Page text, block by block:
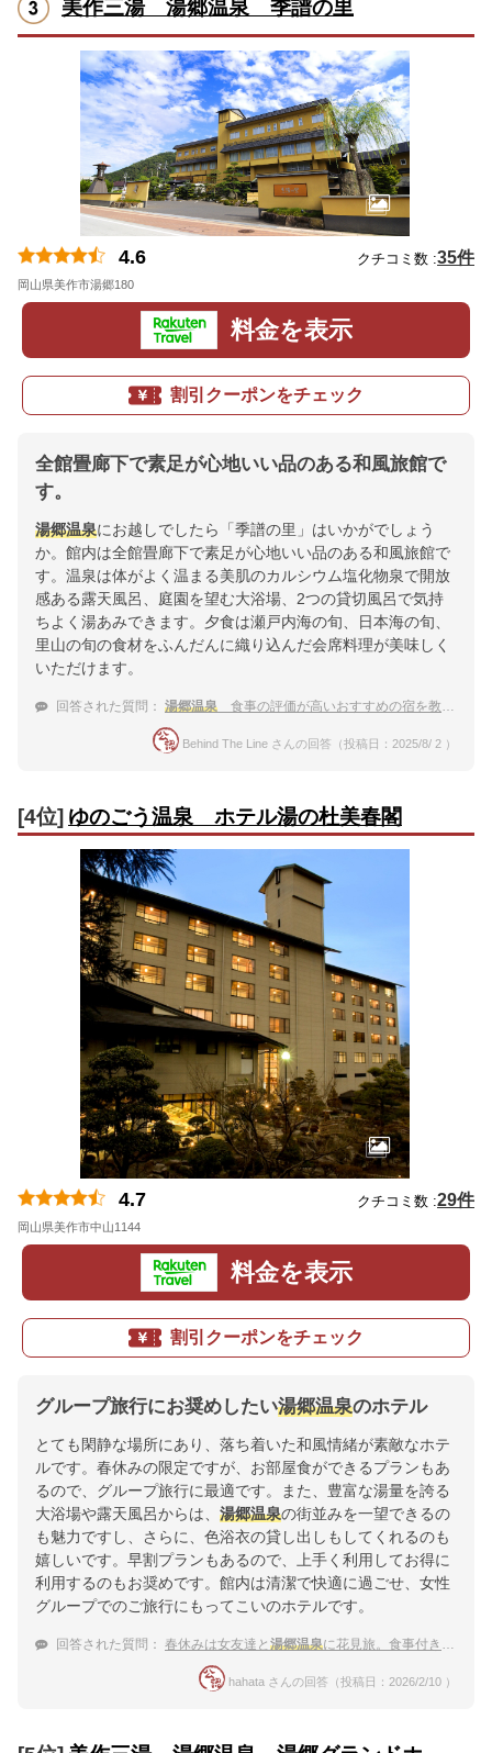
美作三湯 湯郷温泉 季譜の里
4.6 クチコミ数 :35件
岡山県美作市湯郷180
料金を表示
割引クーポンをチェック
全館畳廊下で素足が心地いい品のある和風旅館で
す。
湯郷温泉にお越しでしたら「季譜の里」はいかがでしょう
か。館内は全館畳廊下で素足が心地いい品のある和風旅館で
す。温泉は体がよく温まる美肌のカルシウム塩化物泉で開放
感ある露天風呂、庭園を望む大浴場、2つの貸切風呂で気持
ちよく湯あみできます。夕食は瀬戸内海の旬、日本海の旬、
里山の旬の食材をふんだんに織り込んだ会席料理が美味しく
いただけます。
回答された質問： 湯郷温泉 食事の評価が高いおすすめの宿を教えて
Behind The Line さんの回答（投稿日：2025/8/ 2 ）
[4位] ゆのごう温泉 ホテル湯の杜美春閣
4.7 クチコミ数 :29件
岡山県美作市中山1144
料金を表示
割引クーポンをチェック
グループ旅行にお奨めしたい湯郷温泉のホテル
とても閑静な場所にあり、落ち着いた和風情緒が素敵なホテ
ルです。春休みの限定ですが、お部屋食ができるプランもあ
るので、グループ旅行に最適です。また、豊富な湯量を誇る
大浴場や露天風呂からは、 湯郷温泉の街並みを一望できるの
も魅力ですし、さらに、色浴衣の貸し出しもしてくれるのも
嬉しいです。早割プランもあるので、上手く利用してお得に
利用するのもお奨めです。館内は清潔で快適に過ごせ、女性
グループでのご旅行にもってこいのホテルです。
回答された質問： 春休みは女友達と 湯郷温泉に花見旅。食事付きのおすすめの宿は？
hahata さんの回答（投稿日：2026/2/10 ）